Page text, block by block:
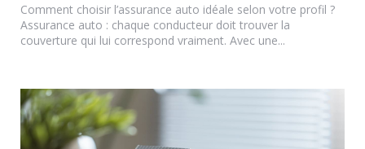
Comment choisir l’assurance auto idéale selon votre profil ?
Assurance auto : chaque conducteur doit trouver la
couverture qui lui correspond vraiment. Avec une...